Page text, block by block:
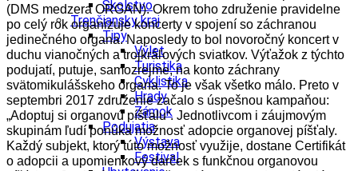
Školstvo
Trenčiansky kraj
Tipy
Výlet
Turistika
Cyklistika
Hrady
Zámok
Podujatia
Výstava
Festival
(DMS medzera ORGAN). Okrem toho združenie pravidelne
po celý rok organizuje koncerty v spojení so záchranou
jedinečného organa. Naposledy to bol novoročný koncert v
duchu vianočných a trojkráľových sviatkov. Výťažok z týchto
podujatí, putuje, samozrejme, na konto záchrany
svätomikulášskeho organa. To je však všetko málo. Preto v
septembri 2017 združenie začalo s úspešnou kampaňou:
„Adoptuj si organovú píšťalu“. Jednotlivcom i záujmovým
skupinám ľudí ponúka možnosť adopcie organovej píšťaly.
Každý subjekt, ktorý túto možnosť využije, dostane Certifikát
o adopcii a upomienkový darček s funkčnou organovou